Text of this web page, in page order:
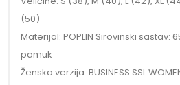
(50)
Materijal: POPLIN Sirovinski sastav:
pamuk
Ženska verzija: BUSINESS SSL